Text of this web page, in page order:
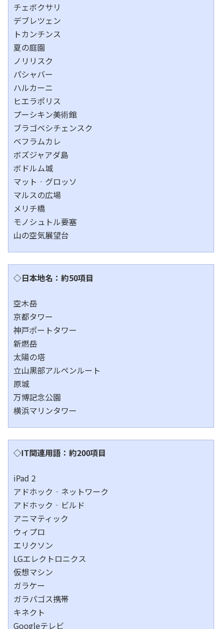
チェボクサリ
デブレツェン
トカンチンス
夏の庭園
ノリリスク
パシャバー
ハルカーニ
ヒエラポリス
プーシキン美術館
ブラゴベシチェンスク
ベフラムカレ
ボズジャアダ島
ボドルム城
マット‐グロッソ
マルスの広場
メリチ橋
モノシュトル要塞
山の空気展望台
◇日本地名：約50項目
空木岳
京都タワー
神戸ポートタワー
新燃岳
太陽の塔
立山黒部アルペンルート
原城
万博記念公園
横浜マリンタワー
◇IT関連用語：約200項目
iPad 2
アドホック‐ネットワーク
アドホック‐ビルド
アニマティック
ウィプロ
エリクソン
LGエレクトロニクス
仮想マシン
ガラケー
ガラパゴス携帯
キネクト
Googleテレビ